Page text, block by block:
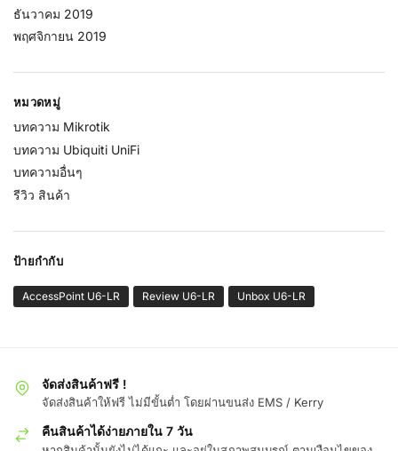
ธันวาคม 2019
พฤศจิกายน 2019
หมวดหมู่
บทความ Mikrotik
บทความ Ubiquiti UniFi
บทความอื่นๆ
รีวิว สินค้า
ป้ายกำกับ
AccessPoint U6-LR Review U6-LR Unbox U6-LR
จัดส่งสินค้าฟรี !
จัดส่งสินค้าให้ฟรี ไม่มีขั้นต่ำ โดยผ่านขนส่ง EMS / Kerry
คืนสินค้าได้ง่ายภายใน 7 วัน